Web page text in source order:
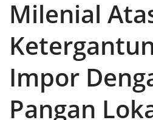
Milenial
Impor
Pangan